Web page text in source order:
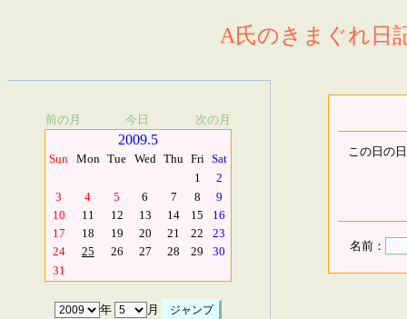
A氏のきまぐれ日
前の月 今日 次の月
2009.5
Sun Mon Tue Wed Thu Fri Sat
1
2
3
4 5 6 7 8
9
10
11 12 13 14 15
16
17
18 19 20 21 22
23
24
25 26 27 28 29
30
31
年 月
この日の
名前：